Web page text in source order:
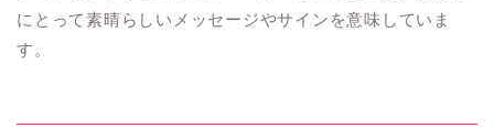
にとって素晴らしいメッセージやサインを意味していま
す。